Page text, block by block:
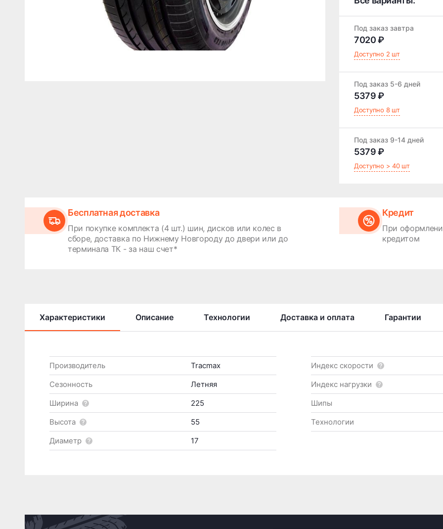
Под заказ завтра
7020 ₽
Доступно 2 шт
Под заказ 5-6 дней
5379 ₽
Доступно 8 шт
Под заказ 9-14 дней
5379 ₽
Доступно > 40 шт
Бесплатная доставка
При покупке комплекта (4 шт.) шин, дисков или колес в
сборе, доставка по Нижнему Новгороду до двери или до
терминала ТК - за наш счет*
Кредит
При
кредитом
Характеристики Описание Технологии Доставка и оплата Гарантии
Производитель
Tracmax
Сезонность
Летняя
Ширина
225
Высота
55
Диаметр
17
Индекс скорости
Индекс нагрузки
Шипы
Технологии